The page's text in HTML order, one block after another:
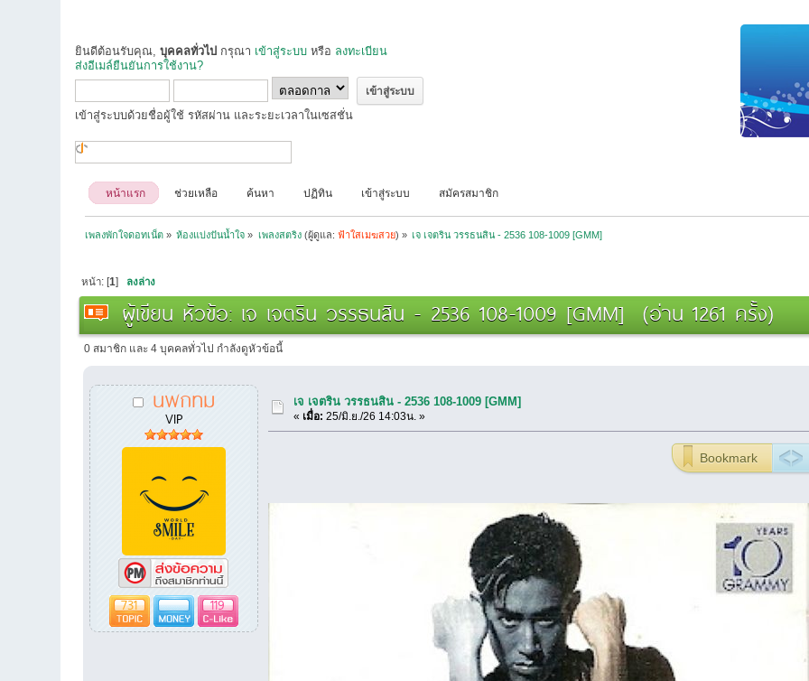
ยินดีต้อนรับคุณ,บุคคลทั่วไป กรุณา เข้าสู่ระบบ หรือ ลงทะเบียน
ส่งอีเมล์ยืนยันการใช้งาน?
เข้าสู่ระบบด้วยชื่อผู้ใช้ รหัสผ่าน และระยะเวลาในเซสชั่น
หน้าแรก ช่วยเหลือ ค้นหา ปฏิทิน เข้าสู่ระบบ สมัครสมาชิก
เพลงพักใจดอทเน็ต» ห้องแบ่งปันน้ำใจ » เพลงสตริง(ผู้ดูแล: ฟ้าใสเมฆสวย) » เจ เจตริน วรรธนสิน - 2536 108-1009 [GMM]
หน้า: [1] ลงล่าง
ผู้เขียน หัวข้อ: เจ เจตริน วรรธนสิน - 2536 108-1009 [GMM] (อ่าน 1261 ครั้ง)
0 สมาชิก และ 4 บุคคลทั่วไป กำลังดูหัวข้อนี้
นพกทม
VIP
731 119
เจ เจตริน วรรธนสิน - 2536 108-1009 [GMM]
« เมื่อ: 25/มิ.ย./26 14:03น. »
Bookmark